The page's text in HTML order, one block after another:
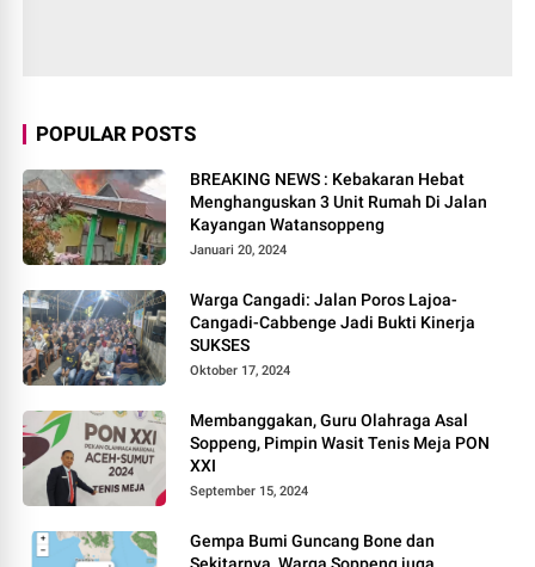
POPULAR POSTS
BREAKING NEWS : Kebakaran Hebat
Menghanguskan 3 Unit Rumah Di Jalan
Kayangan Watansoppeng
Januari 20, 2024
Warga Cangadi: Jalan Poros Lajoa-
Cangadi-Cabbenge Jadi Bukti Kinerja
SUKSES
Oktober 17, 2024
Membanggakan, Guru Olahraga Asal
Soppeng, Pimpin Wasit Tenis Meja PON
XXI
September 15, 2024
Gempa Bumi Guncang Bone dan